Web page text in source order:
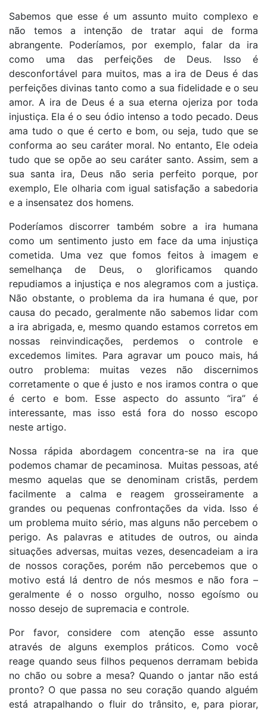
Sabemos que esse é um assunto muito complexo e
não temos a intenção de tratar aqui de forma
abrangente. Poderíamos, por exemplo, falar da ira
como uma das perfeições de Deus. Isso é
desconfortável para muitos, mas a ira de Deus é das
perfeições divinas tanto como a sua fidelidade e o seu
amor. A ira de Deus é a sua eterna ojeriza por toda
injustiça. Ela é o seu ódio intenso a todo pecado. Deus
ama tudo o que é certo e bom, ou seja, tudo que se
conforma ao seu caráter moral. No entanto, Ele odeia
tudo que se opõe ao seu caráter santo. Assim, sem a
sua santa ira, Deus não seria perfeito porque, por
exemplo, Ele olharia com igual satisfação a sabedoria
e a insensatez dos homens.
Poderíamos discorrer também sobre a ira humana
como um sentimento justo em face da uma injustiça
cometida. Uma vez que fomos feitos à imagem e
semelhança de Deus, o glorificamos quando
repudiamos a injustiça e nos alegramos com a justiça.
Não obstante, o problema da ira humana é que, por
causa do pecado, geralmente não sabemos lidar com
a ira abrigada, e, mesmo quando estamos corretos em
nossas reinvindicações, perdemos o controle e
excedemos limites. Para agravar um pouco mais, há
outro problema: muitas vezes não discernimos
corretamente o que é justo e nos iramos contra o que
é certo e bom. Esse aspecto do assunto “ira” é
interessante, mas isso está fora do nosso escopo
neste artigo.
Nossa rápida abordagem concentra-se na ira que
podemos chamar de pecaminosa. Muitas pessoas, até
mesmo aquelas que se denominam cristãs, perdem
facilmente a calma e reagem grosseiramente a
grandes ou pequenas confrontações da vida. Isso é
um problema muito sério, mas alguns não percebem o
perigo. As palavras e atitudes de outros, ou ainda
situações adversas, muitas vezes, desencadeiam a ira
de nossos corações, porém não percebemos que o
motivo está lá dentro de nós mesmos e não fora –
geralmente é o nosso orgulho, nosso egoísmo ou
nosso desejo de supremacia e controle.
Por favor, considere com atenção esse assunto
através de alguns exemplos práticos. Como você
reage quando seus filhos pequenos derramam bebida
no chão ou sobre a mesa? Quando o jantar não está
pronto? O que passa no seu coração quando alguém
está atrapalhando o fluir do trânsito, e, para piorar,